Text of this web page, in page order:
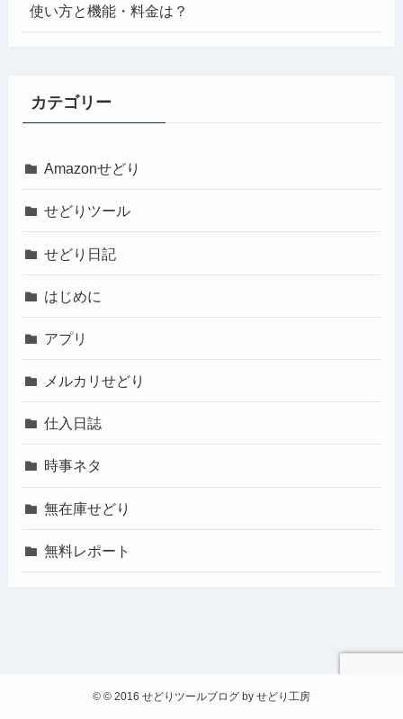
使い方と機能・料金は？
カテゴリー
Amazonせどり
せどりツール
せどり日記
はじめに
アプリ
メルカリせどり
仕入日誌
時事ネタ
無在庫せどり
無料レポート
© © 2016 せどりツールブログ by せどり工房